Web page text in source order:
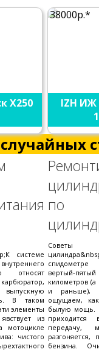
X250
38000р.*
IZH
системе
относят
выпускную
В таком
элементы
из
мотоцикле
чистого
по
Советы
вертый-
километров (а
и раньше),
ощущаем, как
былую мощь.
приходится
передачу,
разгоняется,
бензина.